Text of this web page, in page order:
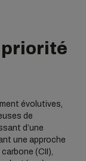
priorité
évolutives,
de
d’une
une approche
(CII),